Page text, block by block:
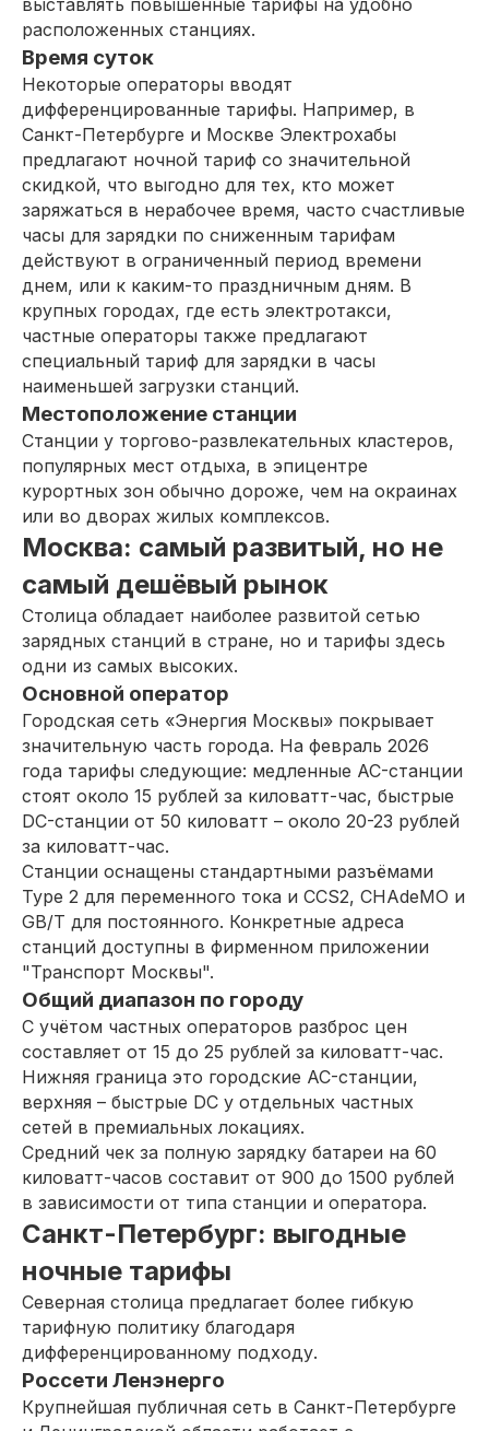
выставлять повышенные тарифы на удобно
расположенных станциях.
Время суток
Некоторые операторы вводят
дифференцированные тарифы. Например, в
Санкт-Петербурге и Москве Электрохабы
предлагают ночной тариф со значительной
скидкой, что выгодно для тех, кто может
заряжаться в нерабочее время, часто счастливые
часы для зарядки по сниженным тарифам
действуют в ограниченный период времени
днем, или к каким-то праздничным дням. В
крупных городах, где есть электротакси,
частные операторы также предлагают
специальный тариф для зарядки в часы
наименьшей загрузки станций.
Местоположение станции
Станции у торгово-развлекательных кластеров,
популярных мест отдыха, в эпицентре
курортных зон обычно дороже, чем на окраинах
или во дворах жилых комплексов.
Москва: самый развитый, но не
самый дешёвый рынок
Столица обладает наиболее развитой сетью
зарядных станций в стране, но и тарифы здесь
одни из самых высоких.
Основной оператор
Городская сеть «Энергия Москвы» покрывает
значительную часть города. На февраль 2026
года тарифы следующие: медленные AC-станции
стоят около 15 рублей за киловатт-час, быстрые
DC-станции от 50 киловатт – около 20-23 рублей
за киловатт-час.
Станции оснащены стандартными разъёмами
Type 2 для переменного тока и CCS2, CHAdeMO и
GB/T для постоянного. Конкретные адреса
станций доступны в фирменном приложении
"Транспорт Москвы".
Общий диапазон по городу
С учётом частных операторов разброс цен
составляет от 15 до 25 рублей за киловатт-час.
Нижняя граница это городские AC-станции,
верхняя – быстрые DC у отдельных частных
сетей в премиальных локациях.
Средний чек за полную зарядку батареи на 60
киловатт-часов составит от 900 до 1500 рублей
в зависимости от типа станции и оператора.
Санкт-Петербург: выгодные
ночные тарифы
Северная столица предлагает более гибкую
тарифную политику благодаря
дифференцированному подходу.
Россети Ленэнерго
Крупнейшая публичная сеть в Санкт-Петербурге